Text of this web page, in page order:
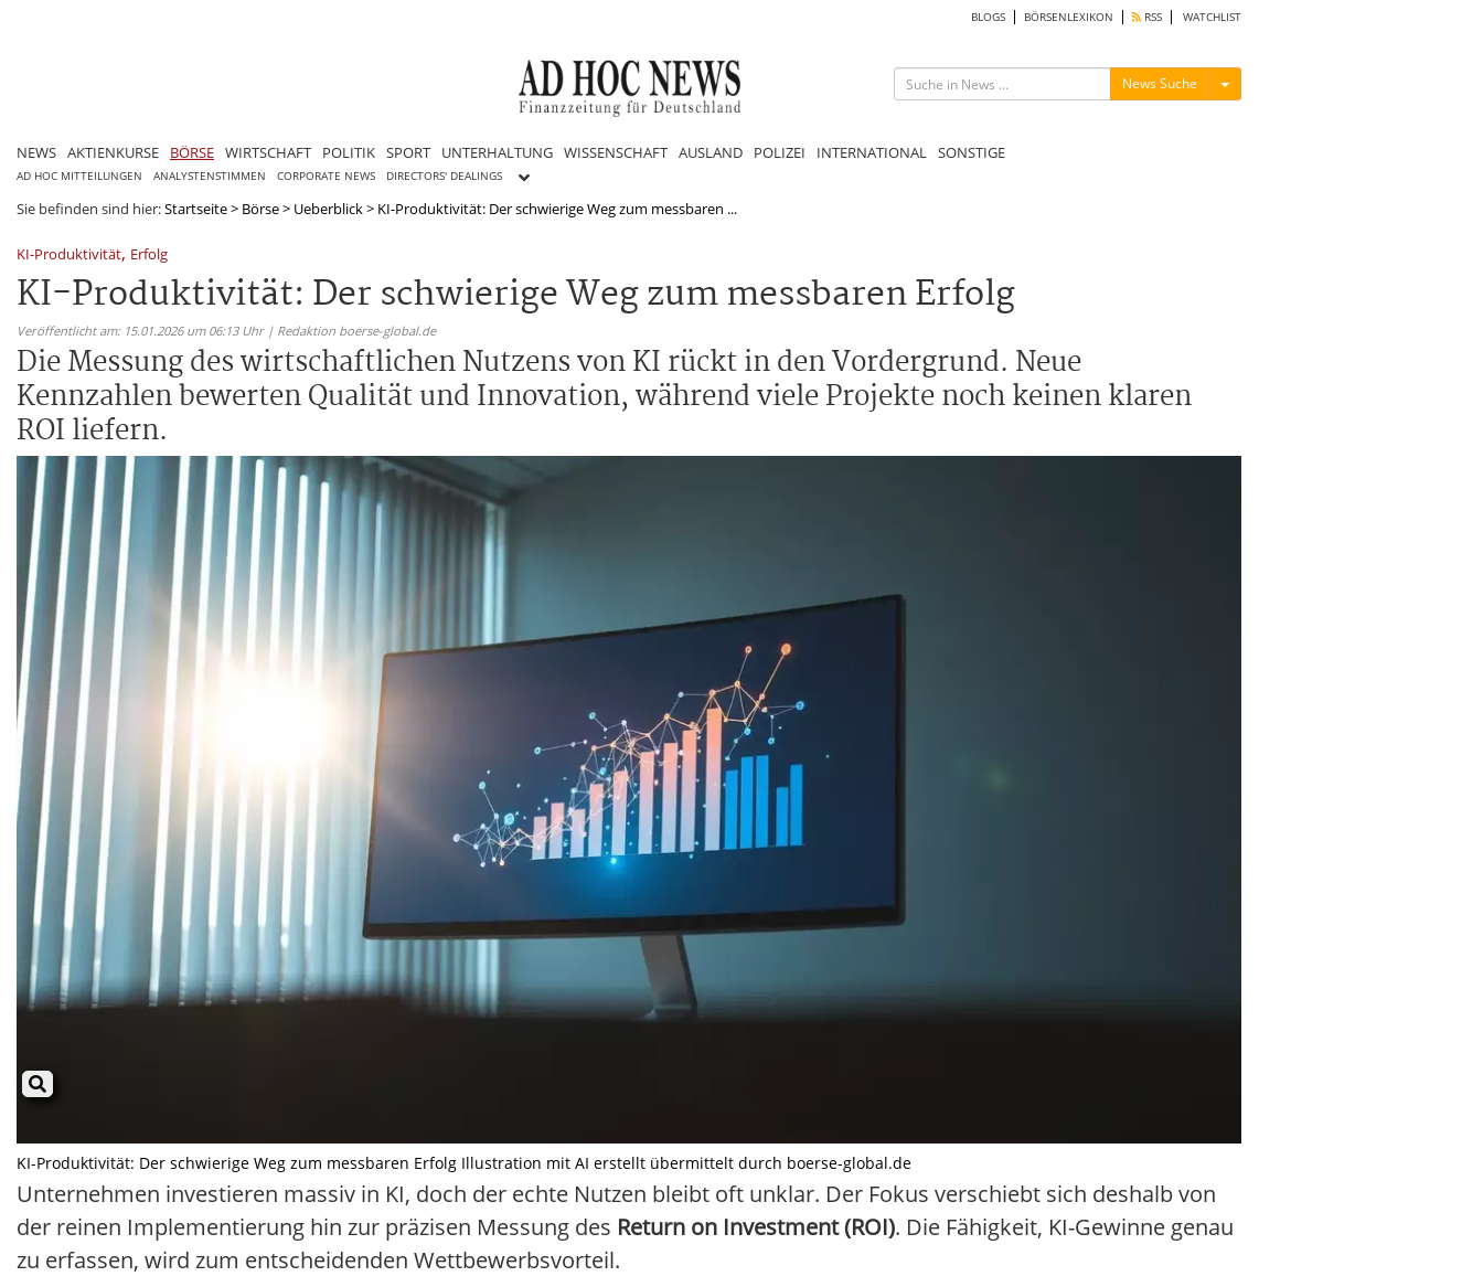
BLOGS BÖRSENLEXIKON RSS WATCHLIST
News Suche Menü ein-/ausblenden
NEWS AKTIENKURSE BÖRSE WIRTSCHAFT POLITIK SPORT UNTERHALTUNG WISSENSCHAFT AUSLAND POLIZEI INTERNATIONAL SONSTIGE
AD HOC MITTEILUNGEN ANALYSTENSTIMMEN CORPORATE NEWS DIRECTORS' DEALINGS
Sie befinden sind hier:Startseite> Börse> Ueberblick> KI-Produktivität: Der schwierige Weg zum messbaren ...
KI-Produktivität, Erfolg
KI-Produktivität: Der schwierige Weg zum messbaren Erfolg
Veröffentlicht am: 15.01.2026 um 06:13 Uhr | Redaktion boerse-global.de
Die Messung des wirtschaftlichen Nutzens von KI rückt in den Vordergrund. Neue
Kennzahlen bewerten Qualität und Innovation, während viele Projekte noch keinen klaren
ROI liefern.
KI-Produktivität: Der schwierige Weg zum messbaren Erfolg Illustration mit AI erstellt übermittelt durch boerse-global.de
Unternehmen investieren massiv in KI, doch der echte Nutzen bleibt oft unklar. Der Fokus verschiebt sich deshalb von
der reinen Implementierung hin zur präzisen Messung des Return on Investment (ROI). Die Fähigkeit, KI-Gewinne genau
zu erfassen, wird zum entscheidenden Wettbewerbsvorteil.